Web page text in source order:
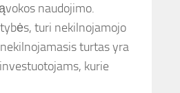
naudojimo.
turi nekilnojamojo
turtas yra
kurie